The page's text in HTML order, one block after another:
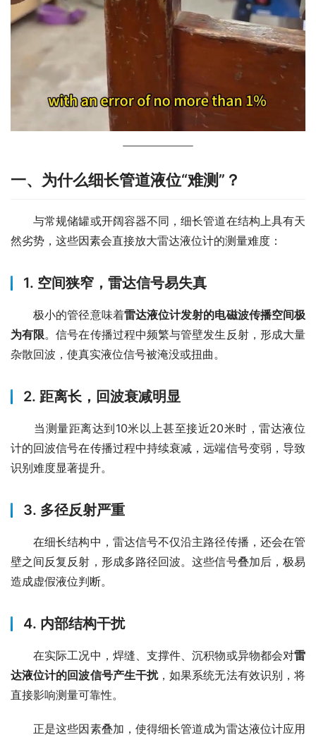
一、为什么细长管道液位“难测”？
与常规储罐或开阔容器不同，细长管道在结构上具有天
然劣势，这些因素会直接放大雷达液位计的测量难度：
1. 空间狭窄，雷达信号易失真
极小的管径意味着雷达液位计发射的电磁波传播空间极
为有限。信号在传播过程中频繁与管壁发生反射，形成大量
杂散回波，使真实液位信号被淹没或扭曲。
2. 距离长，回波衰减明显
当测量距离达到10米以上甚至接近20米时，雷达液位
计的回波信号在传播过程中持续衰减，远端信号变弱，导致
识别难度显著提升。
3. 多径反射严重
在细长结构中，雷达信号不仅沿主路径传播，还会在管
壁之间反复反射，形成多路径回波。这些信号叠加后，极易
造成虚假液位判断。
4. 内部结构干扰
在实际工况中，焊缝、支撑件、沉积物或异物都会对雷
达液位计的回波信号产生干扰，如果系统无法有效识别，将
直接影响测量可靠性。
正是这些因素叠加，使得细长管道成为雷达液位计应用